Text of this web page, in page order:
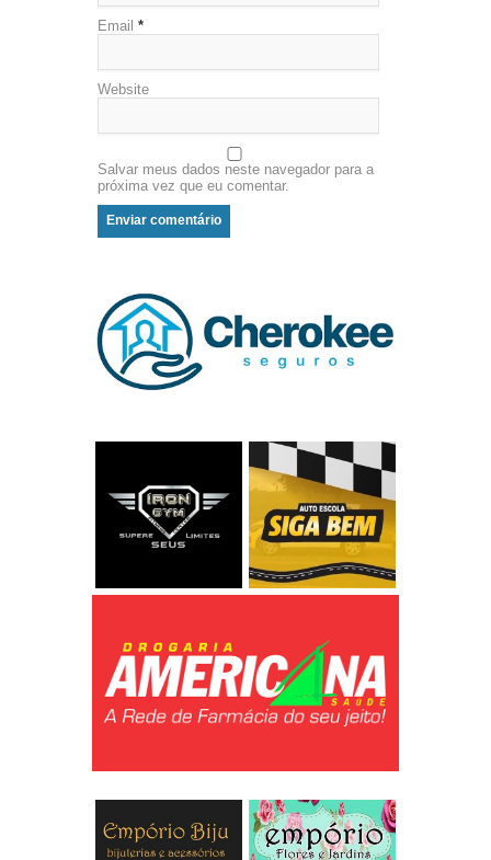
Email *
Website
Salvar meus dados neste navegador para a
próxima vez que eu comentar.